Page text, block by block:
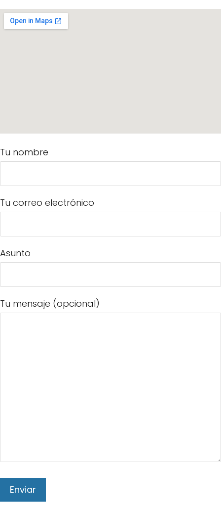
Tu nombre
Tu correo electrónico
Asunto
Tu mensaje (opcional)